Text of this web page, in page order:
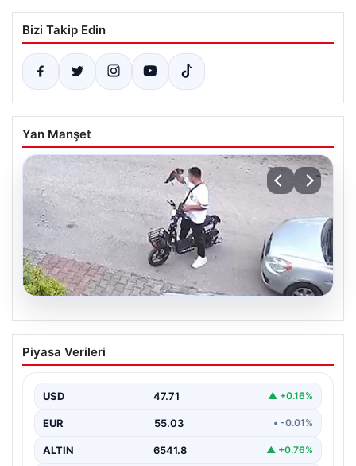
Bizi Takip Edin
Yan Manşet
Bolu’da Vahşet: Yavru Kediye İşlenen
İğrenç Olay Kameralara Yansıdı
günlerde meydana gelen korkutucu olay, bölgedeki
sakinleri derinden sarstı. Elektrikli…
Piyasa Verileri
USD 47.71 ▲ +0.16%
EUR 55.03 • -0.01%
ALTIN 6541.8 ▲ +0.76%